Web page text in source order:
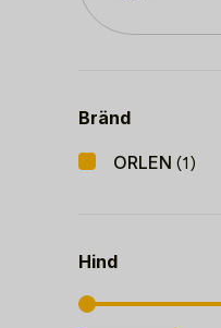
Bränd
ORLEN (1)
Hind